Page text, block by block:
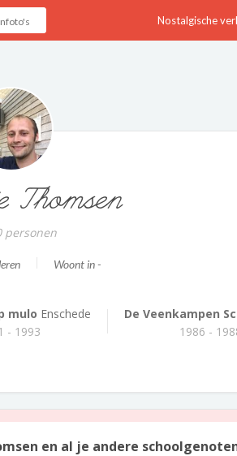
Nostalgische
personen
Woont in -
mulo Enschede
- 1993
De Veenkampen
1986 -
en al je andere